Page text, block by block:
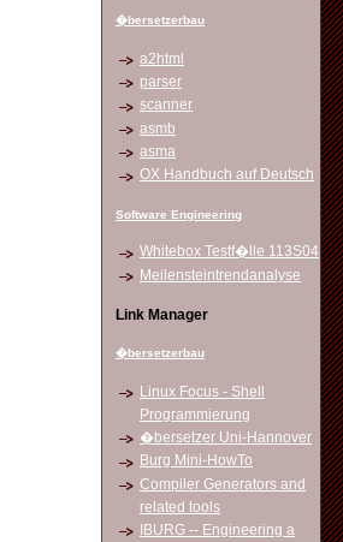
�bersetzerbau
a2html
parser
scanner
asmb
asma
OX Handbuch auf Deutsch
Software Engineering
Whitebox Testf�lle 113S04
Meilensteintrendanalyse
Link Manager
�bersetzerbau
Linux Focus - Shell
Programmierung
�bersetzer Uni-Hannover
Burg Mini-HowTo
Compiler Generators and
related tools
IBURG -- Engineering a